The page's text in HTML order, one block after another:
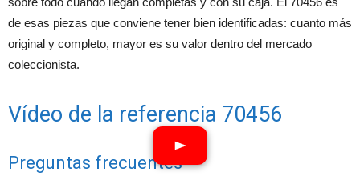
de esas piezas que conviene tener bien identificadas: cuanto más
original y completo, mayor es su valor dentro del mercado
coleccionista.
Vídeo de la referencia 70456
Preguntas frecuentes